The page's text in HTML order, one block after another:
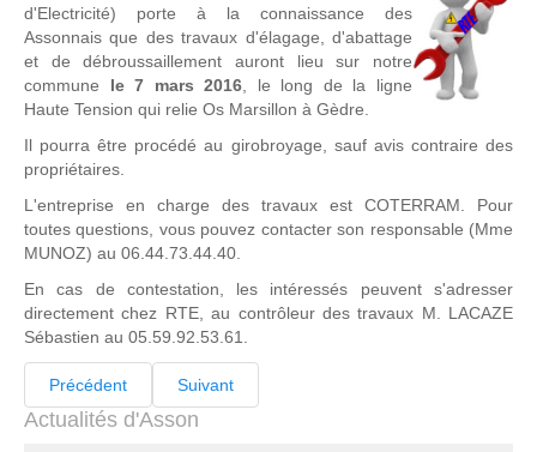
d'Electricité) porte à la connaissance des
Assonnais que des travaux d'élagage, d'abattage
et de débroussaillement auront lieu sur notre
commune le 7 mars 2016 , le long de la ligne
Haute Tension qui relie Os Marsillon à Gèdre.
Il pourra être procédé au girobroyage, sauf avis contraire des
propriétaires.
L'entreprise en charge des travaux est COTERRAM. Pour
toutes questions, vous pouvez contacter son responsable (Mme
MUNOZ) au 06.44.73.44.40.
En cas de contestation, les intéressés peuvent s'adresser
directement chez RTE, au contrôleur des travaux M. LACAZE
Sébastien au 05.59.92.53.61.
Précédent Suivant
Actualités d'Asson